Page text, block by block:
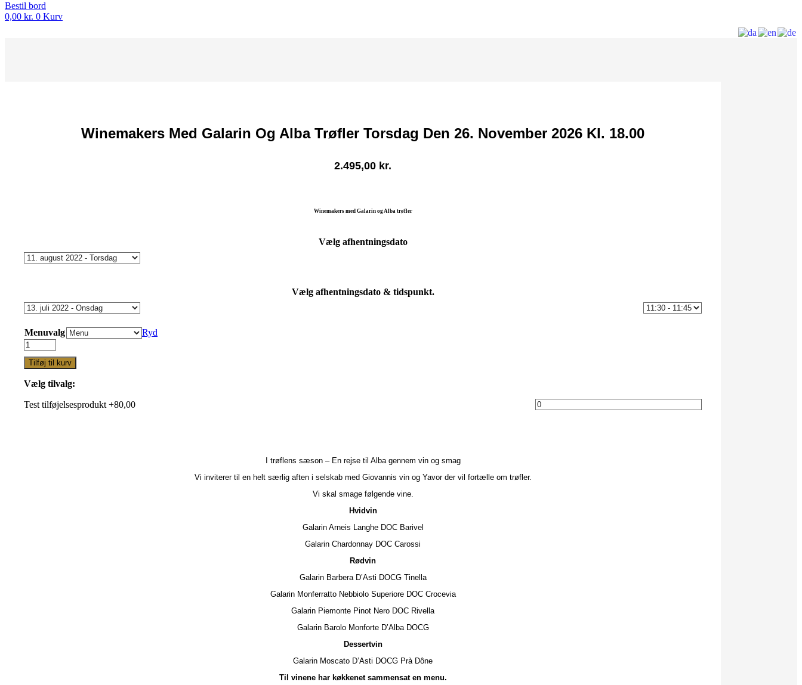
Bestil bord
0,00 kr. 0 Kurv
Winemakers Med Galarin Og Alba Trøfler Torsdag Den 26. November 2026 Kl. 18.00
2.495,00 kr.
Winemakers med Galarin og Alba trøfler
Vælg afhentningsdato
Vælg afhentningsdato & tidspunkt.
Menuvalg
Ryd
Winemakers
med
Galarin
Alba
torsdag
Tilføj til kurv
Vælg tilvalg:
Test tilføjelsesprodukt +80,00
I trøflens sæson – En rejse til Alba gennem vin og smag
Vi inviterer til en helt særlig aften i selskab med Giovannis vin og Yavor der vil fortælle om trøfler.
Vi skal smage følgende vine.
Hvidvin
Galarin Arneis Langhe DOC Barivel
Galarin Chardonnay DOC Carossi
Rødvin
Galarin Barbera D’Asti DOCG Tinella
Galarin Monferratto Nebbiolo Superiore DOC Crocevia
Galarin Piemonte Pinot Nero DOC Rivella
Galarin Barolo Monforte D’Alba DOCG
Dessertvin
Galarin Moscato D’Asti DOCG Prà Dône
Til vinene har køkkenet sammensat en menu.